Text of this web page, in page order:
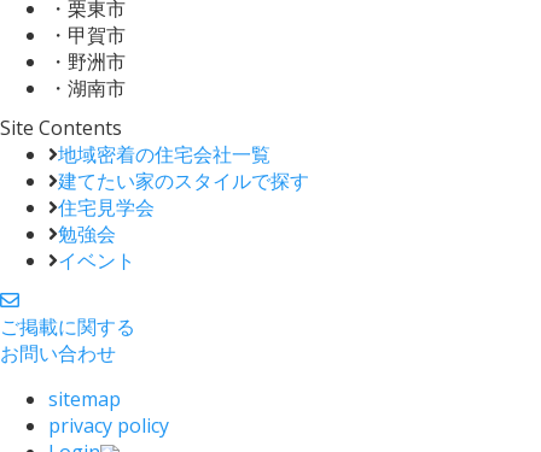
・栗東市
・甲賀市
・野洲市
・湖南市
Site Contents
地域密着の住宅会社一覧
建てたい家のスタイルで探す
住宅見学会
勉強会
イベント
ご掲載に関する
お問い合わせ
sitemap
privacy policy